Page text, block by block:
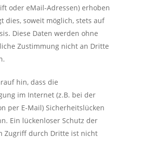
oder eMail-Adressen) erhoben
dies, soweit möglich, stets auf
Diese Daten werden ohne
Zustimmung nicht an Dritte
hin, dass die
im Internet (z.B. bei der
per E-Mail) Sicherheitslücken
Ein lückenloser Schutz der
Zugriff durch Dritte ist nicht